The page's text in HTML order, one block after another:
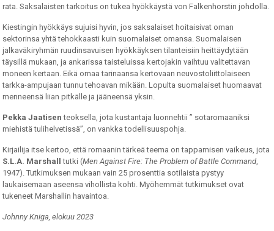
rata. Saksalaisten tarkoitus on tukea hyökkäystä von Falkenhorstin johdolla.
Kiestingin hyökkäys sujuisi hyvin, jos saksalaiset hoitaisivat oman
sektorinsa yhtä tehokkaasti kuin suomalaiset omansa. Suomalaisen
jalkaväkiryhmän ruudinsavuisen hyökkäyksen tilanteisiin heittäydytään
täysillä mukaan, ja ankarissa taisteluissa kertojakin vaihtuu valitettavan
moneen kertaan. Eikä omaa tarinaansa kertovaan neuvostoliittolaiseen
tarkka-ampujaan tunnu tehoavan mikään. Lopulta suomalaiset huomaavat
menneensä liian pitkälle ja jääneensä yksin.
Pekka Jaatisen teoksella, jota kustantaja luonnehtii ” sotaromaaniksi
miehistä tulihelvetissä”, on vankka todellisuuspohja.
Kirjailija itse kertoo, että romaanin tärkeä teema on tappamisen vaikeus, jota
S.L.A. Marshall
tutki (Men Against Fire: The Problem of Battle Command,
1947). Tutkimuksen mukaan vain 25 prosenttia sotilaista pystyy
laukaisemaan aseensa vihollista kohti. Myöhemmät tutkimukset ovat
tukeneet Marshallin havaintoa.
Johnny Kniga, elokuu 2023